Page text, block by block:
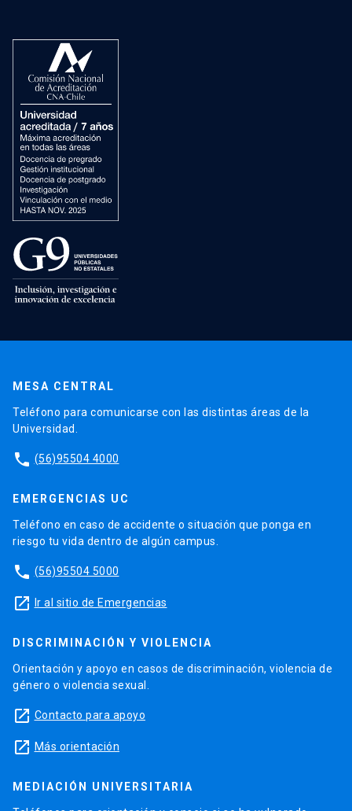
MESA CENTRAL
Teléfono para comunicarse con las distintas áreas de la
Universidad.
phone (56)95504 4000
EMERGENCIAS UC
Teléfono en caso de accidente o situación que ponga en
riesgo tu vida dentro de algún campus.
phone (56)95504 5000
launch Ir al sitio de Emergencias
DISCRIMINACIÓN Y VIOLENCIA
Orientación y apoyo en casos de discriminación, violencia de
género o violencia sexual.
launch Contacto para apoyo
launch Más orientación
MEDIACIÓN UNIVERSITARIA